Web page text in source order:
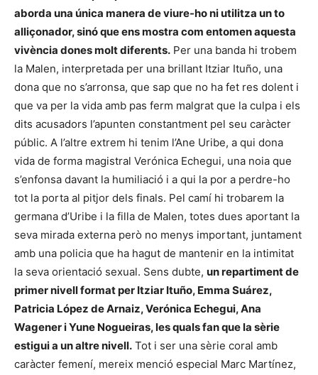
aborda una única manera de viure-ho ni utilitza un to
alliçonador, sinó que ens mostra com entomen aquesta
vivència dones molt diferents. Per una banda hi trobem
la Malen, interpretada per una brillant Itziar Ituño, una
dona que no s’arronsa, que sap que no ha fet res dolent i
que va per la vida amb pas ferm malgrat que la culpa i els
dits acusadors l’apunten constantment pel seu caràcter
públic. A l’altre extrem hi tenim l’Ane Uribe, a qui dona
vida de forma magistral Verónica Echegui, una noia que
s’enfonsa davant la humiliació i a qui la por a perdre-ho
tot la porta al pitjor dels finals. Pel camí hi trobarem la
germana d’Uribe i la filla de Malen, totes dues aportant la
seva mirada externa però no menys important, juntament
amb una policia que ha hagut de mantenir en la intimitat
la seva orientació sexual. Sens dubte, un repartiment de
primer nivell format per Itziar Ituño, Emma Suárez,
Patricia López de Arnaiz, Verónica Echegui, Ana
Wagener i Yune Nogueiras, les quals fan que la sèrie
estigui a un altre nivell. Tot i ser una sèrie coral amb
caràcter femení, mereix menció especial Marc Martínez,